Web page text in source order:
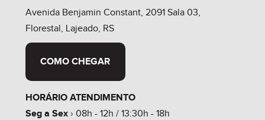
Avenida Benjamin Constant, 2091 Sala 03,
Florestal, Lajeado, RS
COMO CHEGAR
HORÁRIO ATENDIMENTO
Seg a Sex› 08h - 12h / 13:30h - 18h